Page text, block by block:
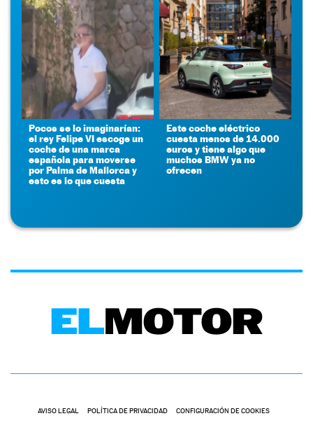
Pocos se lo imaginarían:
el rey Felipe VI escoge un
coche de una marca
española para moverse
por Palma de Mallorca y
esto es lo que cuesta
Este coche eléctrico
cuesta menos de 14.000
euros y tiene algo que
muchos BMW ya no
ofrecen
AVISO LEGAL POLÍTICA DE PRIVACIDAD CONFIGURACIÓN DE COOKIES